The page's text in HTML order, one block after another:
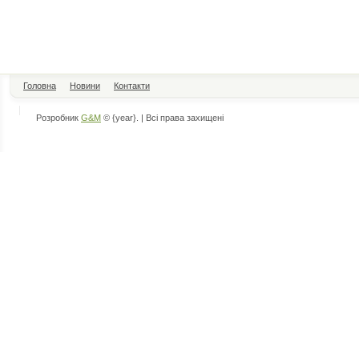
Головна Новини Контакти
Розробник G&M © {year}. | Всі права захищені